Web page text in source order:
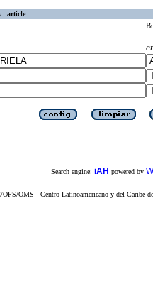
: article
Search engine: iAH powered by
OMS - Centro Latinoamericano y del Caribe